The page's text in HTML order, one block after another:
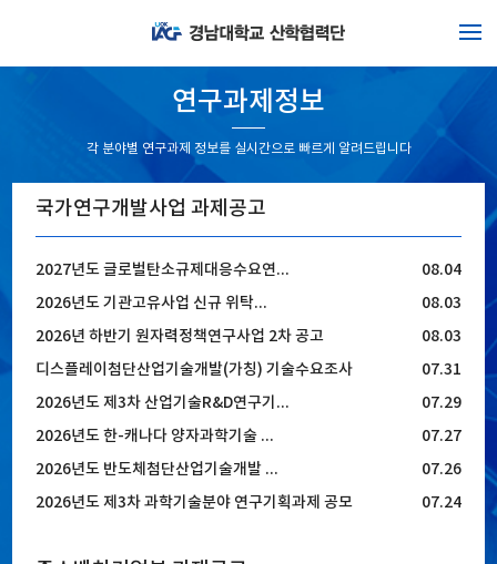
연구과제정보
각 분야별 연구과제 정보를 실시간으로 빠르게 알려드립니다
국가연구개발사업 과제공고
2027년도 글로벌탄소규제대응수요연...
08.04
2026년도 기관고유사업 신규 위탁...
08.03
2026년 하반기 원자력정책연구사업 2차 공고
08.03
디스플레이첨단산업기술개발(가칭) 기술수요조사
07.31
2026년도 제3차 산업기술R&D연구기...
07.29
2026년도 한-캐나다 양자과학기술 ...
07.27
2026년도 반도체첨단산업기술개발 ...
07.26
2026년도 제3차 과학기술분야 연구기획과제 공모
07.24